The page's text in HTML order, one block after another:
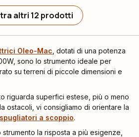
altri 12 prodotti
Oleo-Mac , dotati di una potenza
sono lo strumento ideale per
su terreni di piccole dimensioni e
riguarda superfici estese, più o meno
ostacoli, vi consigliamo di orientare la
a scoppio.
la risposta a più esigenze,